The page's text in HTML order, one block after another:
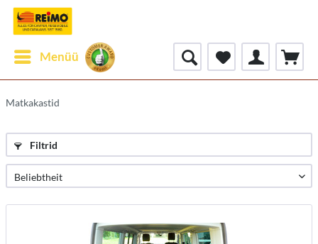
Menüü
Matkakastid
Filtrid